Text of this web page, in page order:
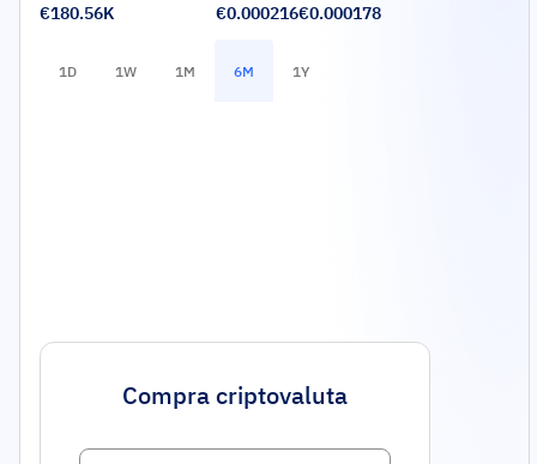
€180.56K €0.000216€0.000178
1D 1W 1M 6M 1Y
Compra criptovaluta